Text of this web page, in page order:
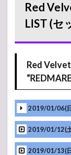
Red
LIST (セ
Red
2019/01/06(
2019/01/12(
2019/01/13(